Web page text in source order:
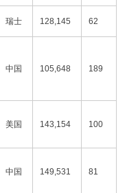
瑞士 128,145 62
中国 105,648 189
美国 143,154 100
中国 149,531 81